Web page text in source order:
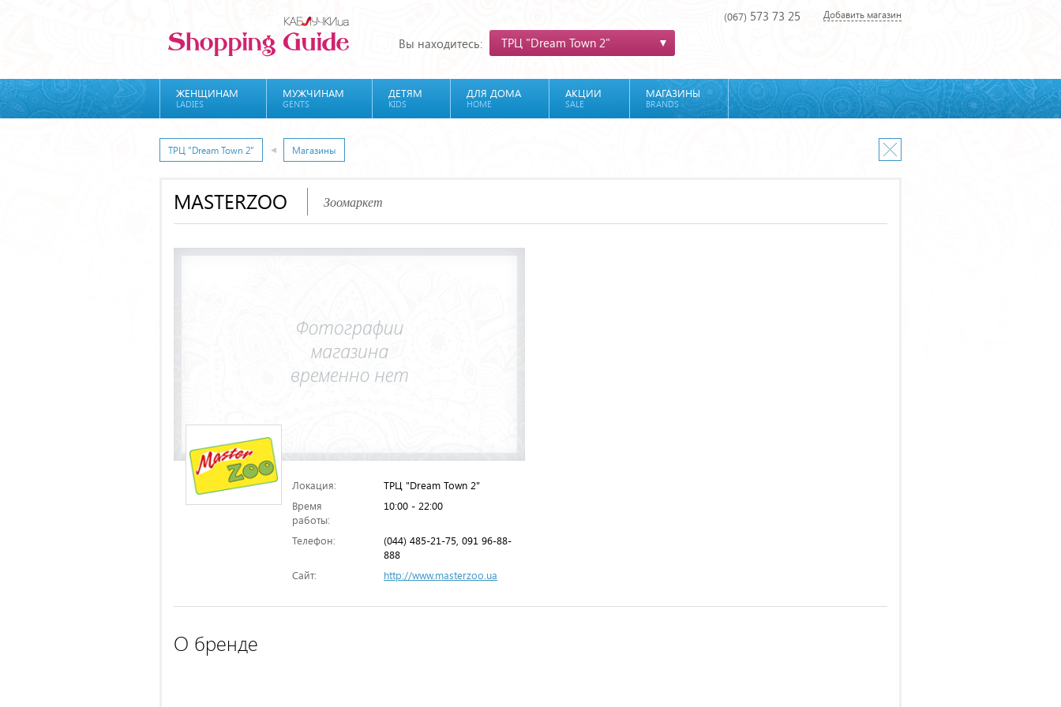
Вы находитесь: ТРЦ "Dream Town 2"
(067) 573 73 25 Добавить магазин
ЖЕНЩИНАМ
LADIES
МУЖЧИНАМ
GENTS
ДЕТЯМ
KIDS
ДЛЯ ДОМА
HOME
АКЦИИ
SALE
МАГАЗИНЫ
BRANDS
ТРЦ "Dream Town 2" Магазины
MASTERZOO Зоомаркет
Локация:
ТРЦ "Dream Town 2"
Время
работы:
10:00 - 22:00
Телефон:
(044) 485-21-75, 091 96-88-
888
Сайт:
http://www.masterzoo.ua
О бренде